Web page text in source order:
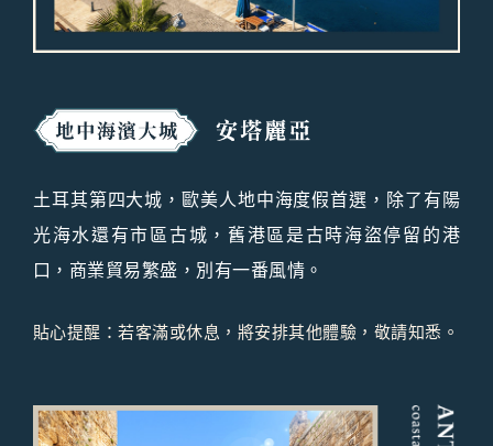
土耳其第四大城，歐美人地中海度假首選，除了有陽
光海水還有市區古城，舊港區是古時海盜停留的港
口，商業貿易繁盛，別有一番風情。
貼心提醒：若客滿或休息，將安排其他體驗，敬請知悉。